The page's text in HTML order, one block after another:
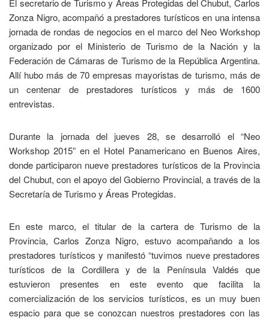
El secretario de Turismo y Áreas Protegidas del Chubut, Carlos
Zonza Nigro, acompañó a prestadores turísticos en una intensa
jornada de rondas de negocios en el marco del Neo Workshop
organizado por el Ministerio de Turismo de la Nación y la
Federación de Cámaras de Turismo de la República Argentina.
Allí hubo más de 70 empresas mayoristas de turismo, más de
un centenar de prestadores turísticos y más de 1600
entrevistas.
Durante la jornada del jueves 28, se desarrolló el “Neo
Workshop 2015” en el Hotel Panamericano en Buenos Aires,
donde participaron nueve prestadores turísticos de la Provincia
del Chubut, con el apoyo del Gobierno Provincial, a través de la
Secretaría de Turismo y Áreas Protegidas.
En este marco, el titular de la cartera de Turismo de la
Provincia, Carlos Zonza Nigro, estuvo acompañando a los
prestadores turísticos y manifestó “tuvimos nueve prestadores
turísticos de la Cordillera y de la Península Valdés que
estuvieron presentes en este evento que facilita la
comercialización de los servicios turísticos, es un muy buen
espacio para que se conozcan nuestros prestadores con las